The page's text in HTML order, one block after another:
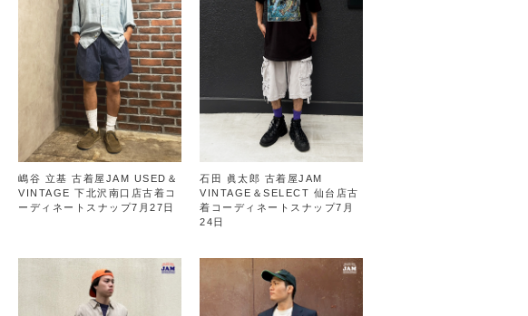
嶋谷 立基 古着屋JAM USED＆
VINTAGE 下北沢南口店古着コ
ーディネートスナップ7月27日
石田 眞太郎 古着屋JAM
VINTAGE＆SELECT 仙台店古
着コーディネートスナップ7月
24日